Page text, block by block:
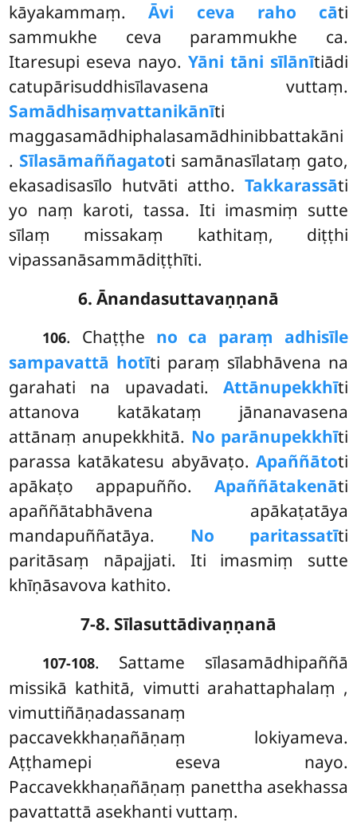
kāyakammaṃ.Āvi ceva raho cāti
sammukhe ceva parammukhe ca.
Itaresupi eseva nayo. Yāni tāni sīlānītiādi
catupārisuddhisīlavasena vuttaṃ.
Samādhisaṃvattanikānīti
maggasamādhiphalasamādhinibbattakāni
. Sīlasāmaññagatoti samānasīlataṃ gato,
ekasadisasīlo hutvāti attho. Takkarassāti
yo naṃ karoti, tassa. Iti imasmiṃ sutte
sīlaṃ missakaṃ kathitaṃ, diṭṭhi
vipassanāsammādiṭṭhīti.
6. Ānandasuttavaṇṇanā
106. Chaṭṭhe no ca paraṃ adhisīle
sampavattā hotīti paraṃ sīlabhāvena na
garahati na upavadati. Attānupekkhīti
attanova katākataṃ jānanavasena
attānaṃ anupekkhitā. No parānupekkhīti
parassa katākatesu abyāvaṭo. Apaññātoti
apākaṭo appapuñño. Apaññātakenāti
apaññātabhāvena apākaṭatāya
mandapuññatāya. No paritassatīti
paritāsaṃ nāpajjati. Iti imasmiṃ sutte
khīṇāsavova kathito.
7-8. Sīlasuttādivaṇṇanā
107-108. Sattame sīlasamādhipaññā
missikā kathitā, vimutti arahattaphalaṃ ,
vimuttiñāṇadassanaṃ
paccavekkhaṇañāṇaṃ lokiyameva.
Aṭṭhamepi eseva nayo.
Paccavekkhaṇañāṇaṃ panettha asekhassa
pavattattā asekhanti vuttaṃ.